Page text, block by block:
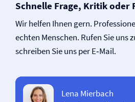
Schnelle Frage, Kritik oder
Wir helfen Ihnen gern.
echten Menschen. Rufen Sie uns
schreiben Sie uns per E‑Mail.
Lena Mierbach